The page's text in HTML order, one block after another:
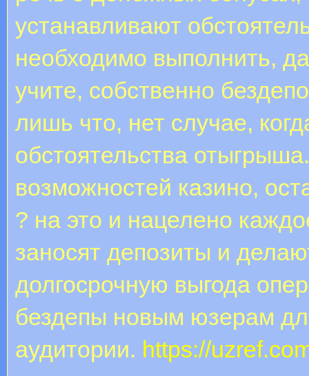
устанавливают
необходимо выполнить,
учите, собственно
лишь что, нет случае,
обстоятельства
возможностей казино,
? на это и нацелено
заносят депозиты и
долгосрочную выгода
бездепы новым юзерам
аудитории. https://